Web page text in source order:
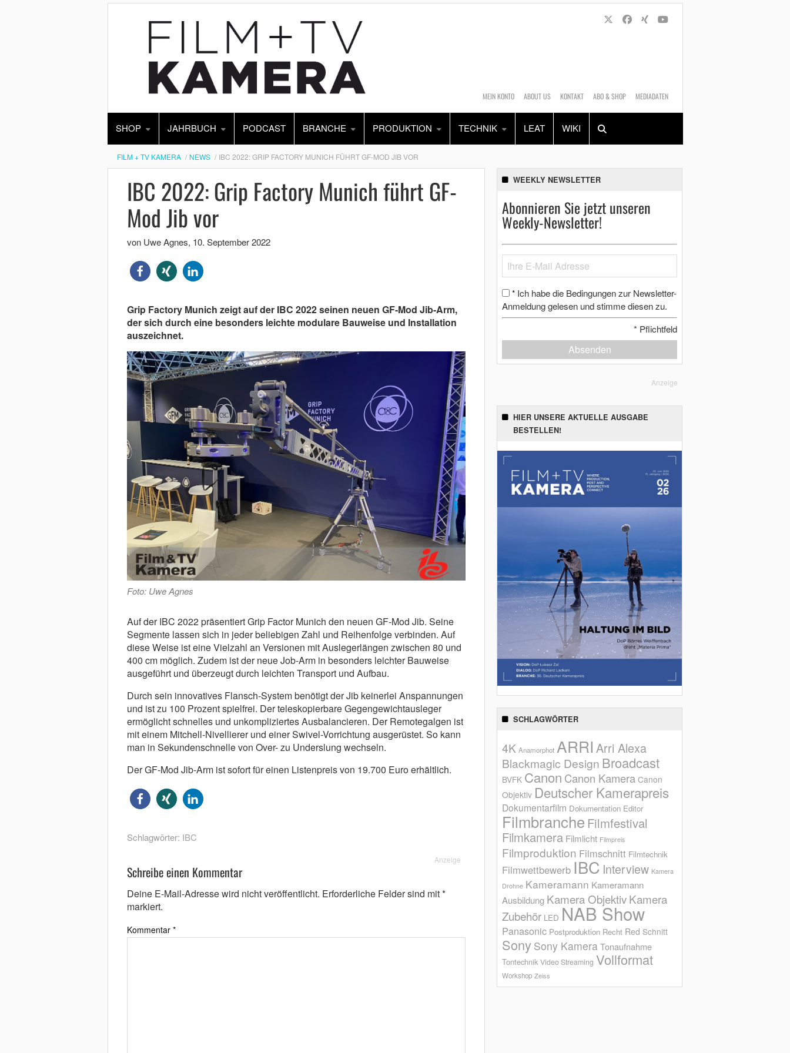
MEIN KONTO ABOUT US KONTAKT ABO & SHOP MEDIADATEN
SHOP JAHRBUCH PODCAST BRANCHE PRODUKTION TECHNIK LEAT WIKI
Alles Shop
FILM + TV KAMERA NEWS IBC 2022: GRIP FACTORY MUNICH FÜHRT GF-MOD JIB VOR
IBC 2022: Grip Factory Munich führt GF-
Mod Jib vor
von Uwe Agnes, 10. September 2022
Grip Factory Munich zeigt auf der IBC 2022 seinen neuen GF-Mod Jib-Arm,
der sich durch eine besonders leichte modulare Bauweise und Installation
auszeichnet.
Foto: Uwe Agnes
Auf der IBC 2022 präsentiert Grip Factor Munich den neuen GF-Mod Jib. Seine
Segmente lassen sich in jeder beliebigen Zahl und Reihenfolge verbinden. Auf
diese Weise ist eine Vielzahl an Versionen mit Auslegerlängen zwischen 80 und
400 cm möglich. Zudem ist der neue Job-Arm in besonders leichter Bauweise
ausgeführt und überzeugt durch leichten Transport und Aufbau.
Durch sein innovatives Flansch-System benötigt der Jib keinerlei Anspannungen
und ist zu 100 Prozent spielfrei. Der teleskopierbare Gegengewichtausleger
ermöglicht schnelles und unkompliziertes Ausbalancieren. Der Remotegalgen ist
mit einem Mitchell-Nivellierer und einer Swivel-Vorrichtung ausgerüstet. So kann
man in Sekundenschnelle von Over- zu Underslung wechseln.
Der GF-Mod Jib-Arm ist sofort für einen Listenpreis von 19.700 Euro erhältlich.
Schlagwörter: IBC
Anzeige
Schreibe einen Kommentar
Deine E-Mail-Adresse wird nicht veröffentlicht. Erforderliche Felder sind mit*
markiert.
Kommentar *
WEEKLY NEWSLETTER
Abonnieren Sie jetzt unseren
Weekly-Newsletter!
* Ich habe die Bedingungen zur Newsletter-
Anmeldung gelesen und stimme diesen zu.
* Pflichtfeld
Absenden
Anzeige
HIER UNSERE AKTUELLE AUSGABE
BESTELLEN!
SCHLAGWÖRTER
4K Anamorphot ARRI Arri Alexa
Blackmagic Design Broadcast
BVFK Canon Canon Kamera Canon
Objektiv Deutscher Kamerapreis
Dokumentarfilm Dokumentation Editor
Filmbranche Filmfestival
Filmkamera Filmlicht Filmpreis
Filmproduktion Filmschnitt Filmtechnik
Filmwettbewerb IBC Interview Kamera
Drohne Kameramann Kameramann
Ausbildung Kamera ObjektivKamera
Zubehör LED NAB Show
Panasonic Postproduktion Recht Red Schnitt
Sony Sony KameraTonaufnahme
Tontechnik Video Streaming Vollformat
Workshop Zeiss